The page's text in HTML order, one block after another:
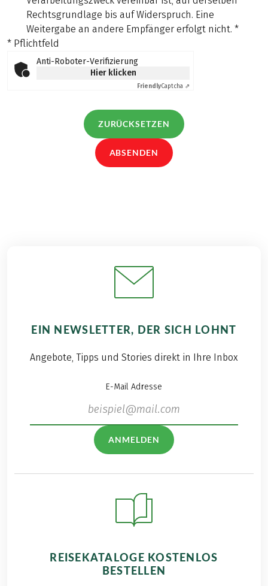
Rechtsgrundlage bis auf Widerspruch. Eine
Weitergabe an andere Empfänger erfolgt nicht. *
* Pflichtfeld
Anti-Roboter-Verifizierung
Hier klicken
FriendlyCaptcha ⇗
ZURÜCKSETZEN
ABSENDEN
EIN NEWSLETTER, DER SICH LOHNT
Angebote, Tipps und Stories direkt in Ihre Inbox
E-Mail Adresse
ANMELDEN
REISEKATALOGE KOSTENLOS
BESTELLEN